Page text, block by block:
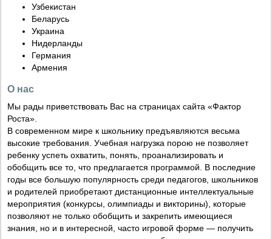
Узбекистан
Беларусь
Украина
Нидерланды
Германия
Армения
О нас
Мы рады приветствовать Вас на страницах сайта «Фактор
Роста».
В современном мире к школьнику предъявляются весьма
высокие требования. Учебная нагрузка порою не позволяет
ребенку успеть охватить, понять, проанализировать и
обобщить все то, что предлагается программой. В последние
годы все большую популярность среди педагогов, школьников
и родителей приобретают дистанционные интеллектуальные
мероприятия (конкурсы, олимпиады и викторины), которые
позволяют не только обобщить и закрепить имеющиеся
знания, но и в интересной, часто игровой форме — получить